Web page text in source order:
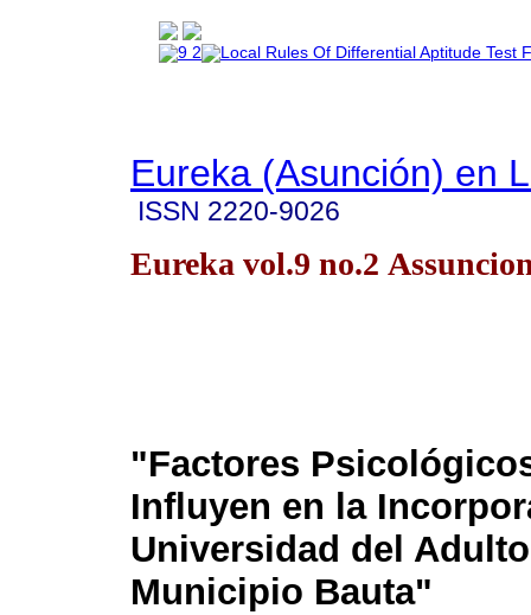
Eureka (Asunción) en
ISSN 2220-9026
Eureka vol.9 no.2
"Factores
Influyen en la
Universidad del
Municipio Bauta"